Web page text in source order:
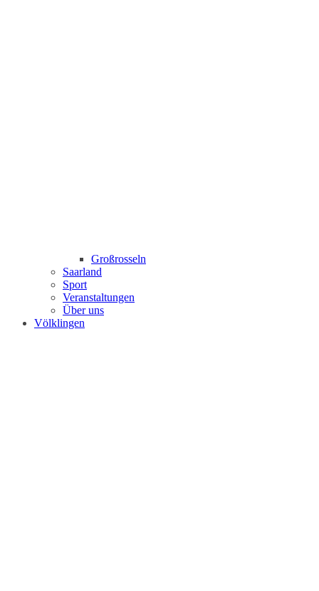
Großrosseln
Saarland
Sport
Veranstaltungen
Über uns
Völklingen